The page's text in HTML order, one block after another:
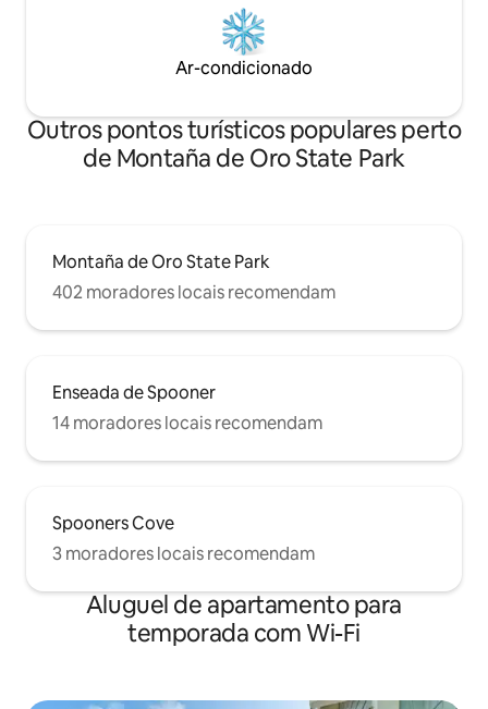
Ar-condicionado
Outros pontos turísticos populares perto
de Montaña de Oro State Park
Montaña de Oro State Park
402 moradores locais recomendam
Enseada de Spooner
14 moradores locais recomendam
Spooners Cove
3 moradores locais recomendam
Aluguel de apartamento para
temporada com Wi-Fi